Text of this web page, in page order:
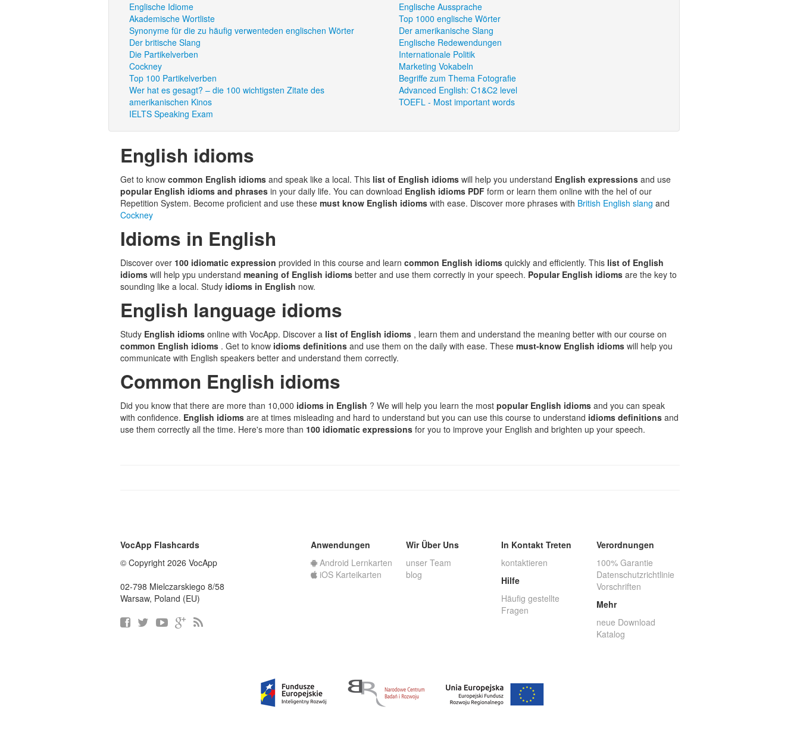
Englische Idiome
Englische Aussprache
Akademische Wortliste
Top 1000 englische Wörter
Synonyme für die zu häufig verwenteden englischen Wörter
Der amerikanische Slang
Der britische Slang
Englische Redewendungen
Die Partikelverben
Internationale Politik
Cockney
Marketing Vokabeln
Top 100 Partikelverben
Begriffe zum Thema Fotografie
Wer hat es gesagt? – die 100 wichtigsten Zitate des
amerikanischen Kinos
Advanced English: C1&C2 level
TOEFL - Most important words
IELTS Speaking Exam
English idioms
Get to know common English idioms and speak like a local. This list of English idioms will help you understand English expressions and use
popular English idioms and phrases in your daily life. You can download English idioms PDF form or learn them online with the hel of our
Repetition System. Become proficient and use these must know English idioms with ease. Discover more phrases with British English slang and
Cockney
Idioms in English
Discover over 100 idiomatic expression provided in this course and learn common English idioms quickly and efficiently. This list of English
idioms will help ypu understand meaning of English idioms better and use them correctly in your speech. Popular English idioms are the key to
sounding like a local. Study idioms in English now.
English language idioms
Study English idioms online with VocApp. Discover a list of English idioms , learn them and understand the meaning better with our course on
common English idioms . Get to know idioms definitions and use them on the daily with ease. These must-know English idioms will help you
communicate with English speakers better and understand them correctly.
Common English idioms
Did you know that there are more than 10,000 idioms in English ? We will help you learn the most popular English idioms and you can speak
with confidence. English idioms are at times misleading and hard to understand but you can use this course to understand idioms definitions and
use them correctly all the time. Here's more than 100 idiomatic expressions for you to improve your English and brighten up your speech.
VocApp Flashcards
© Copyright 2026 VocApp
02-798 Mielczarskiego 8/58
Warsaw, Poland (EU)
Anwendungen
Android Lernkarten
iOS Karteikarten
Wir Über Uns
unser Team
blog
In Kontakt Treten
kontaktieren
Hilfe
Häufig gestellte
Fragen
Verordnungen
100% Garantie
Datenschutzrichtlinie
Vorschriften
Mehr
neue Download
Katalog